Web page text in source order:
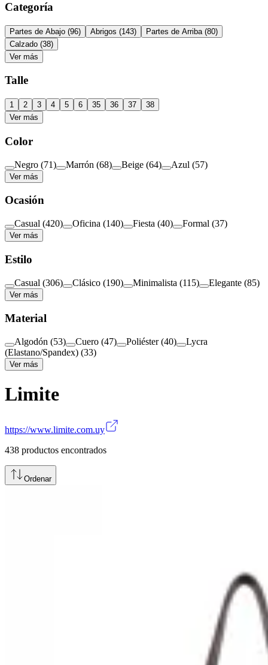
Categoría
Partes de Abajo (96) Abrigos (143) Partes de Arriba (80)
Calzado (38)
Ver más
Talle
1 2 3 4 5 6 35 36 37
38
Ver más
Color
Negro (71) Marrón (68) Beige (64) Azul (57)
Ver más
Ocasión
Casual (420) Oficina (140) Fiesta (40) Formal (37)
Ver más
Estilo
Casual (306) Clásico (190) Minimalista (115) Elegante (85)
Ver más
Material
Algodón (53) Cuero (47) Poliéster (40)
Lycra
(Elastano/Spandex) (33)
Ver más
Limite
https://www.limite.com.uy
438 productos encontrados
Ordenar